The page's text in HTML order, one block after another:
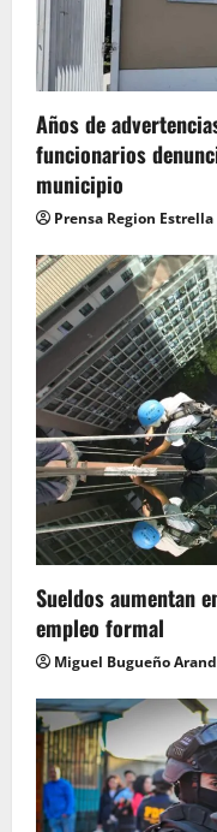
Años de
funcionarios
municipio
Prensa Region Estrella
Sueldos aumentan
empleo formal
Miguel Bugueño